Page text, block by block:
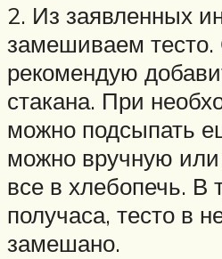
2. Из заявленных
замешиваем тесто.
рекомендую
стакана. При
можно подсыпать
можно вручную
все в хлебопечь. В
получаса, тесто в
замешано.